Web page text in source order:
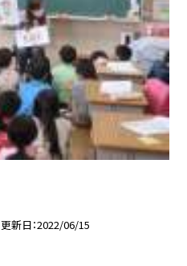
更新日 2022/06/15